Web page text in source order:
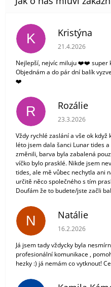
K Kristýna
Hodnocení
21.4.2026
Nejlepší, nejvíc miluju ❤️❤️ super
Objednám a do pár dní balík
❤️
R Rozálie
Hodnocení
23.3.2026
Vždy rychlé zaslání a vše ok
léto jsem dala šanci Lunar tides
změnili, barva byla zabalená
víčko bylo prasklé. Nikde jsem
tides, ale mě vůbec nechytla ani
určitě něco společného s tím
Doufám že to budete/jste začli
N Natálie
Hodnocení
16.2.2026
Já jsem tady vždycky byla
profesionální komunikace ,
hezky :) já nemám co vytknout!